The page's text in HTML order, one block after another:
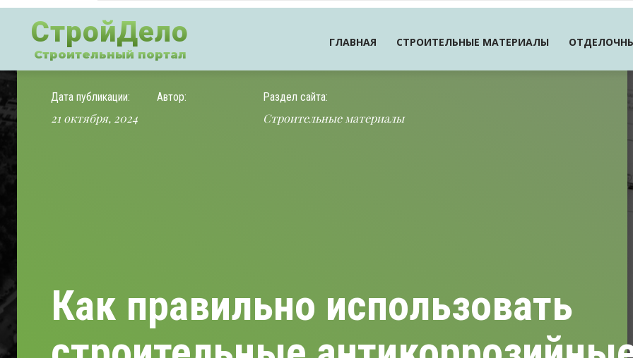
СтройДело
Строительный портал
ГЛАВНАЯ СТРОИТЕЛЬНЫЕ МАТЕРИАЛЫ
Как правильно использовать
Дата публикации:
21 октября, 2024
Автор: Раздел сайта:
Строительные материалы